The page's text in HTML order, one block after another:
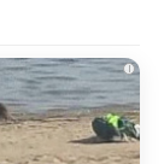
i